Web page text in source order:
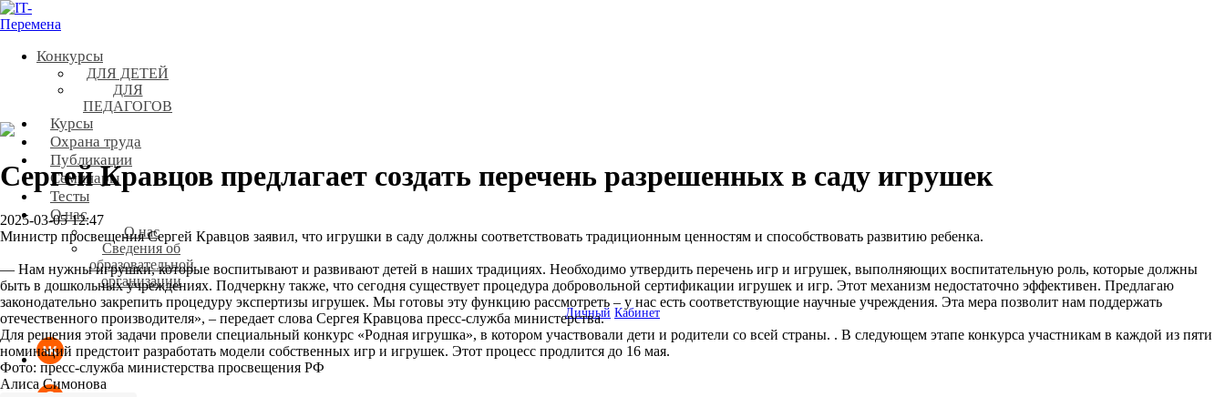
Конкурсы
ДЛЯ ДЕТЕЙ
ДЛЯ
ПЕДАГОГОВ
Курсы
Охрана труда
Публикации
Семинары
Тесты
О нас
О нас
Сведения об
образовательной
организации
Личный Кабинет
Сергей Кравцов предлагает создать перечень разрешенных в саду игрушек
2025-03-05 12:47
Министр просвещения Сергей Кравцов заявил, что игрушки в саду должны соответствовать традиционным ценностям и способствовать развитию ребенка.
— Нам нужны игрушки, которые воспитывают и развивают детей в наших традициях. Необходимо утвердить перечень игр и игрушек, выполняющих воспитательную роль, которые должны
быть в дошкольных учреждениях. Подчеркну также, что сегодня существует процедура добровольной сертификации игрушек и игр. Этот механизм недостаточно эффективен. Предлагаю
законодательно закрепить процедуру экспертизы игрушек. Мы готовы эту функцию рассмотреть – у нас есть соответствующие научные учреждения. Эта мера позволит нам поддержать
отечественного производителя», – передает слова Сергея Кравцова пресс-служба министерства.
Для решения этой задачи провели специальный конкурс «Родная игрушка», в котором участвовали дети и родители со всей страны. . В следующем этапе конкурса участникам в каждой из пяти
номинаций предстоит разработать модели собственных игр и игрушек. Этот процесс продлится до 16 мая.
Фото: пресс-служба министерства просвещения РФ
Алиса Симонова